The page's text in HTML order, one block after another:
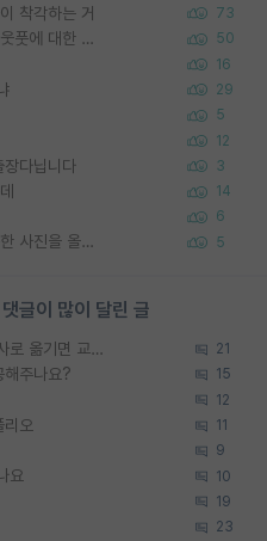
착각하는 거 73
포스텍 억까에 대해 (동문의 학문적 아웃풋에 대한 반박) 50
16
29
5
12
다닙니다 3
14
6
정보보안 연구하는 입장에선 식별가능한 사진을 올리는건 비추이긴함 5
글이 많이 달린 글
SSH 박사과정을 그만두고 지방대 박사로 옮기면 교수의 꿈은 끝일까요? 21
해주나요? 15
12
리오 11
9
요 10
19
23